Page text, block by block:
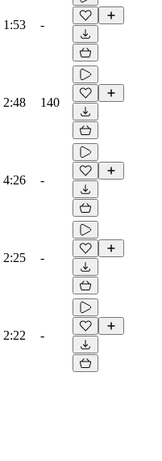
1:53 -
2:48 140
4:26 -
2:25 -
2:22 -